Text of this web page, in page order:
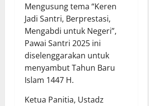
Mengusung tema “Keren
Jadi Santri, Berprestasi,
Mengabdi untuk Negeri”,
Pawai Santri 2025 ini
diselenggarakan untuk
menyambut Tahun Baru
Islam 1447 H.
Ketua Panitia, Ustadz